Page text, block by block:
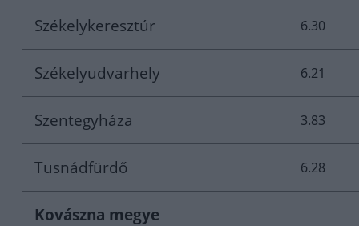
Székelykeresztúr 6.30
Székelyudvarhely 6.21
Szentegyháza 3.83
Tusnádfürdő 6.28
Kovászna megye